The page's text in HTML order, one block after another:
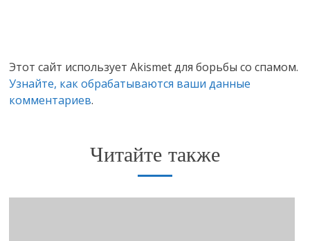
Этот сайт использует Akismet для борьбы со спамом.
Узнайте, как обрабатываются ваши данные
комментариев.
Читайте также